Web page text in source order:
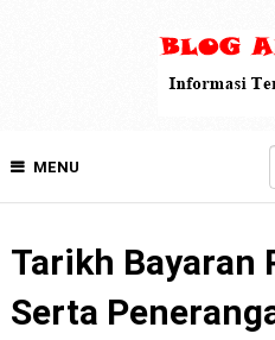
MENU
Tarikh Bayaran
Serta